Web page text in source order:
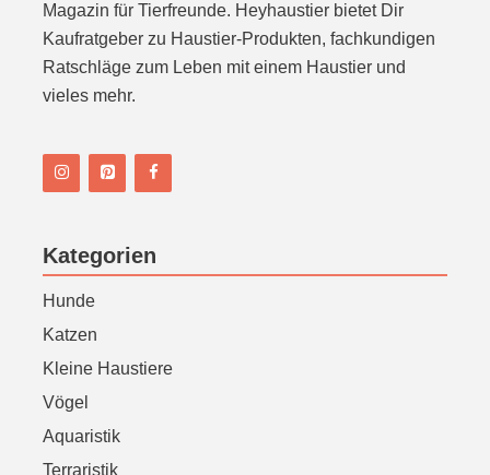
Magazin für Tierfreunde. Heyhaustier bietet Dir
Kaufratgeber zu Haustier-Produkten, fachkundigen
Ratschläge zum Leben mit einem Haustier und
vieles mehr.
Kategorien
Hunde
Katzen
Kleine Haustiere
Vögel
Aquaristik
Terraristik